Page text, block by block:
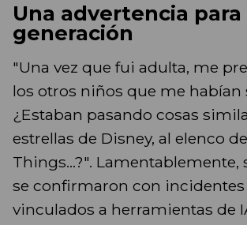
Una advertencia para
generación
"Una vez que fui adulta, me
los otros niños que me habían
¿Estaban pasando cosas
estrellas de Disney, al elenco
Things...?". Lamentablemente,
se confirmaron con
vinculados a herramientas de